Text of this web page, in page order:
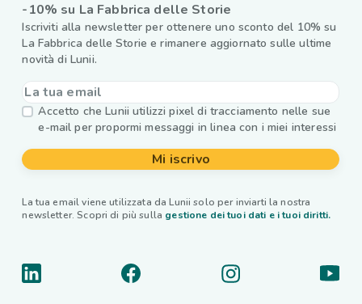
-10% su La Fabbrica delle Storie
Iscriviti alla newsletter per ottenere uno sconto del 10% su
La Fabbrica delle Storie e rimanere aggiornato sulle ultime
novità di Lunii.
Accetto che Lunii utilizzi pixel di tracciamento nelle sue
e-mail per propormi messaggi in linea con i miei interessi
Mi iscrivo
La tua email viene utilizzata da Lunii solo per inviarti la nostra
newsletter. Scopri di più sulla gestione dei tuoi dati e i tuoi diritti.